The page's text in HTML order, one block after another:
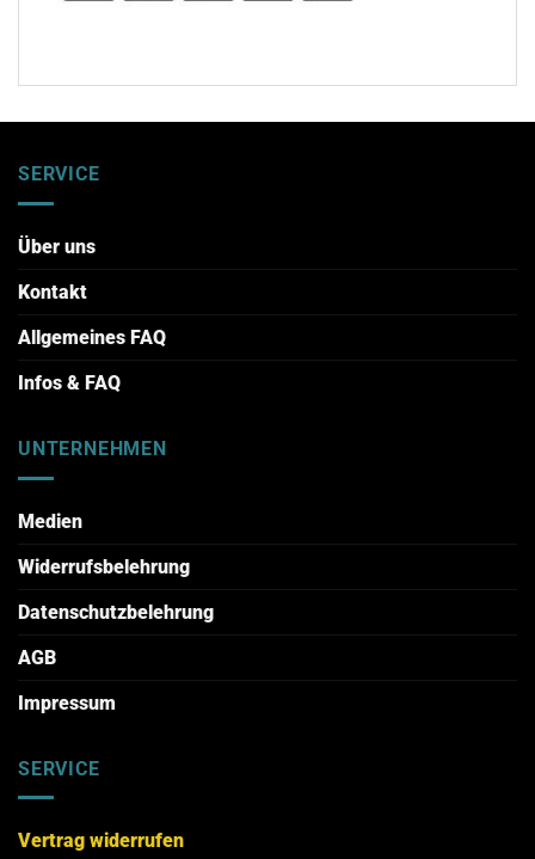
SERVICE
Über uns
Kontakt
Allgemeines FAQ
Infos & FAQ
UNTERNEHMEN
Medien
Widerrufsbelehrung
Datenschutzbelehrung
AGB
Impressum
SERVICE
Vertrag widerrufen